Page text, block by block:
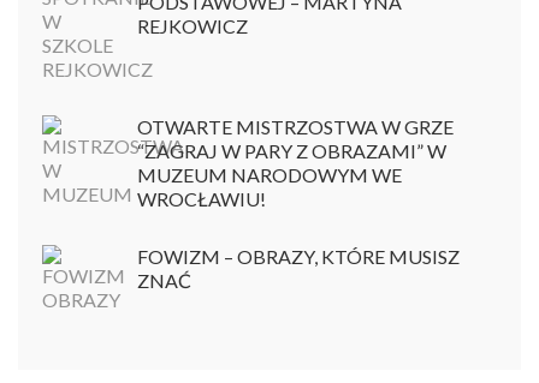
REJKOWICZ
OTWARTE MISTRZOSTWA W GRZE
“ZAGRAJ W PARY Z OBRAZAMI” W
MUZEUM NARODOWYM WE
WROCŁAWIU!
FOWIZM – OBRAZY, KTÓRE MUSISZ
ZNAĆ